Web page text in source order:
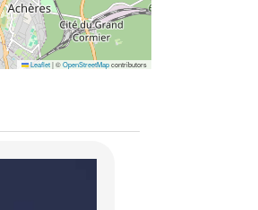
Leaflet |©OpenStreetMapcontributors